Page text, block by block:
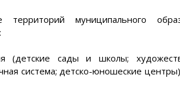
муниципального
(детские сады и школы;
система; детско-юношеские